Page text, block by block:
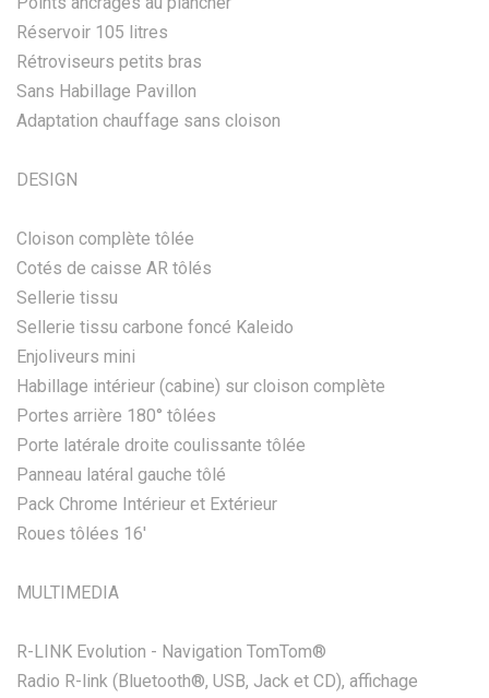
Réservoir 105 litres
Rétroviseurs petits bras
Sans Habillage Pavillon
Adaptation chauffage sans cloison
DESIGN
Cloison complète tôlée
Cotés de caisse AR tôlés
Sellerie tissu
Sellerie tissu carbone foncé Kaleido
Enjoliveurs mini
Habillage intérieur (cabine) sur cloison complète
Portes arrière 180° tôlées
Porte latérale droite coulissante tôlée
Panneau latéral gauche tôlé
Pack Chrome Intérieur et Extérieur
Roues tôlées 16'
MULTIMEDIA
R-LINK Evolution - Navigation TomTom®
Radio R-link (Bluetooth®, USB, Jack et CD), affichage